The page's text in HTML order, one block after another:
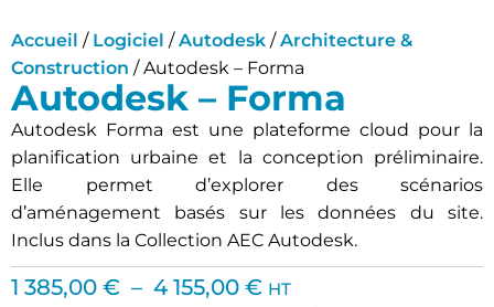
Accueil / Logiciel /Autodesk /Architecture &
Construction / Autodesk – Forma
Autodesk – Forma
Autodesk Forma est une plateforme cloud pour la
planification urbaine et la conception préliminaire.
Elle permet d’explorer des scénarios
d’aménagement basés sur les données du site.
Inclus dans la Collection AEC Autodesk.
1 385,00 € – 4 155,00 € HT